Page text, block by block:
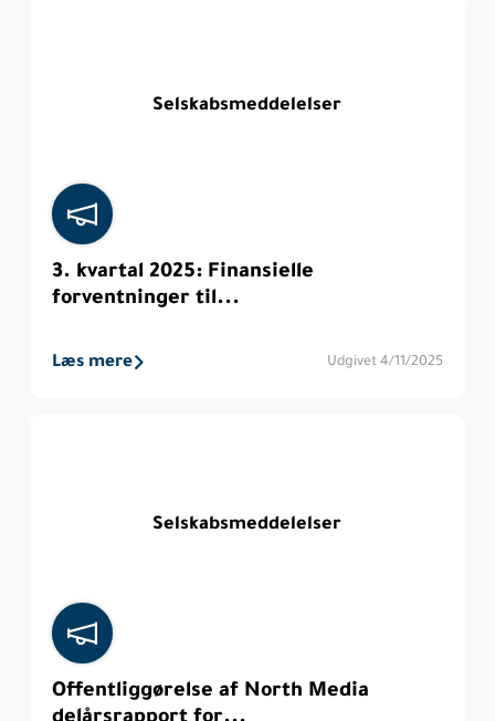
Selskabsmeddelelser
3. kvartal 2025: Finansielle
forventninger til...
Læs mere Udgivet 4/11/2025
Selskabsmeddelelser
Offentliggørelse af North Media
delårsrapport for...